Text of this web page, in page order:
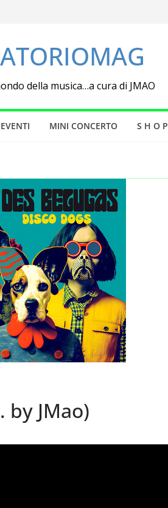
della musica…a cura di JMAO
EVENTI MINI CONCERTO S H O P
by JMao)